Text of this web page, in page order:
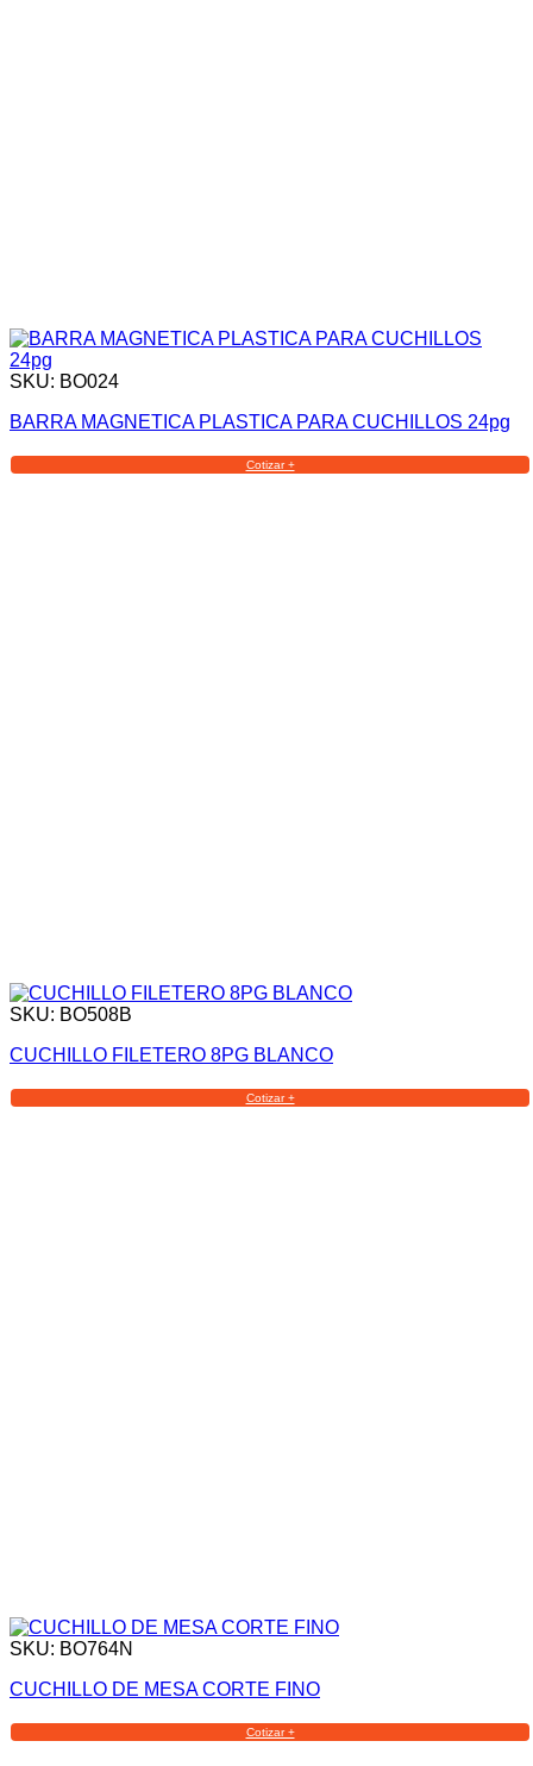
SKU: BO024
BARRA MAGNETICA PLASTICA PARA CUCHILLOS 24pg
Cotizar +
SKU: BO508B
CUCHILLO FILETERO 8PG BLANCO
Cotizar +
SKU: BO764N
CUCHILLO DE MESA CORTE FINO
Cotizar +